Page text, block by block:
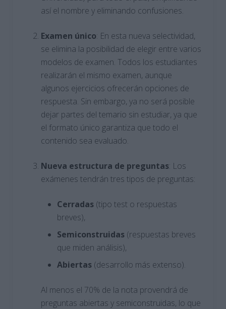
así el nombre y eliminando confusiones.
Examen único: En esta nueva selectividad,
se elimina la posibilidad de elegir entre varios
modelos de examen. Todos los estudiantes
realizarán el mismo examen, aunque
algunos ejercicios ofrecerán opciones de
respuesta. Sin embargo, ya no será posible
dejar partes del temario sin estudiar, ya que
el formato único garantiza que todo el
contenido sea evaluado.
Nueva estructura de preguntas: Los
exámenes tendrán tres tipos de preguntas:
Cerradas (tipo test o respuestas
breves),
Semiconstruidas (respuestas breves
que miden análisis),
Abiertas (desarrollo más extenso).
Al menos el 70% de la nota provendrá de
preguntas abiertas y semiconstruidas, lo que